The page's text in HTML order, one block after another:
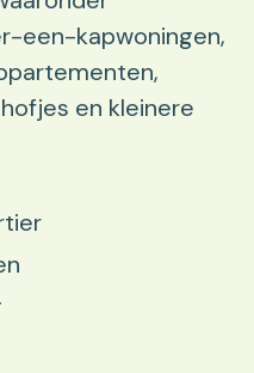
een-kapwoningen,
en kleinere